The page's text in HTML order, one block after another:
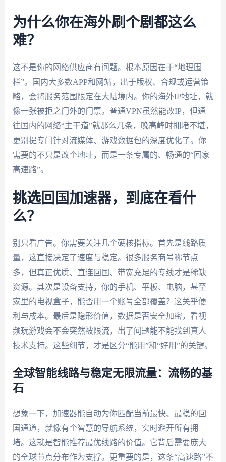
为什么你在海外刷个剧都这么
难？
这不是你的网络供应商有问题。根本原因在于“地理围
栏”。国内大多数APP和网站，出于版权、合规或运营策
略，会将服务范围限定在大陆境内。你的海外IP地址，就
像一张被拒之门外的门票。普通VPN虽然能改IP，但通
往国内的网络“主干道”就那么几条，晚高峰时拥堵不堪，
更别提专门针对流媒体、游戏数据包的深度优化了。你
需要的不只是改个地址，而是一条专属的、畅通的“回家
高速路”。
挑选回国加速器，到底在看什
么？
别只看广告。你需要关注几个硬核指标。首先是线路质
量，这直接决定了速度与稳定。很多服务商号称节点
多，但真正优质、直连回国、带宽充足的专线才是稀缺
资源。其次是设备支持，你的手机、平板、电脑，甚至
家里的电视盒子，能否用一个账号全部覆盖？这关乎便
利与成本。最后是隐形价值，数据是否安全加密，看视
频玩游戏会不会突然被限流，出了问题能不能找到真人
技术支持。这些细节，才是区分“能用”和“好用”的关键。
全球智能线路与稳定无限流量：流畅的基
石
想象一下，加速器能自动为你匹配当前最快、最稳的回
国通道，就像有个智慧的导航系统，实时避开所有拥
堵。这就是智能推荐最优线路的价值。它背后需要庞大
的全球节点分布作为支撑。更重要的是，这条“高速路”不